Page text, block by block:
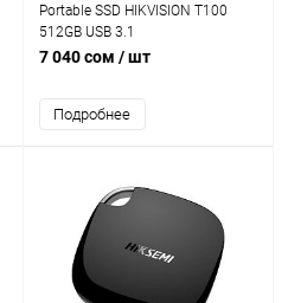
Portable SSD HIKVISION T100
512GB USB 3.1
7 040 сом / шт
Подробнее